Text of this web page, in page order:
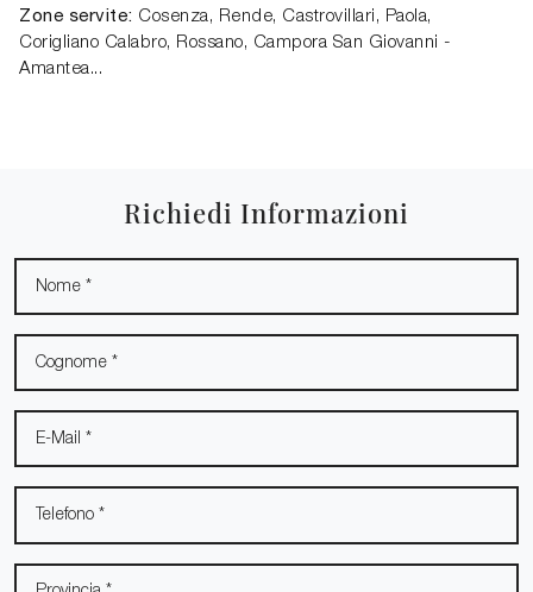
Zone servite: Cosenza, Rende, Castrovillari, Paola,
Corigliano Calabro, Rossano, Campora San Giovanni -
Amantea...
Richiedi Informazioni